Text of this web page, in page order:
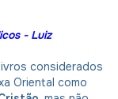
- Luiz
considerados
Oriental como